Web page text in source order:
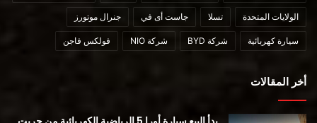
الولايات المتحدة تسلا جاست أى في جنرال موتورز
سيارة كهربائية شركة BYD شركة NIO فولكس فاجن
أخر المقالات